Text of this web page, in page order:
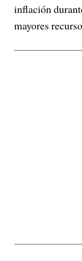
inflación
mayores